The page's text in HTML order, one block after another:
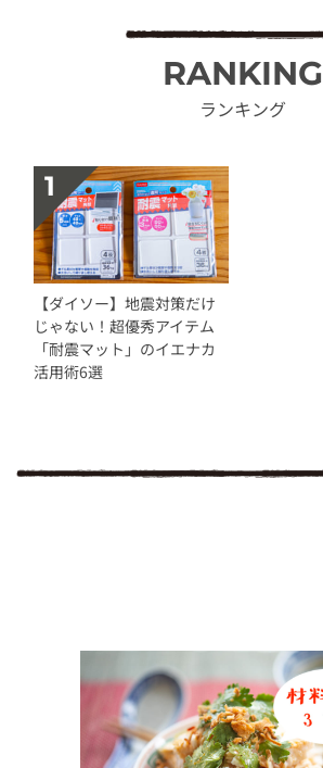
RANKING
ランキング
【ダイソー】地震対策だけ
じゃない！超優秀アイテム
「耐震マット」のイエナカ
活用術6選